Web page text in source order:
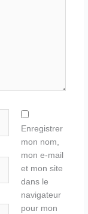
Enregistrer
mon nom,
mon e-mail
et mon site
dans le
navigateur
pour mon